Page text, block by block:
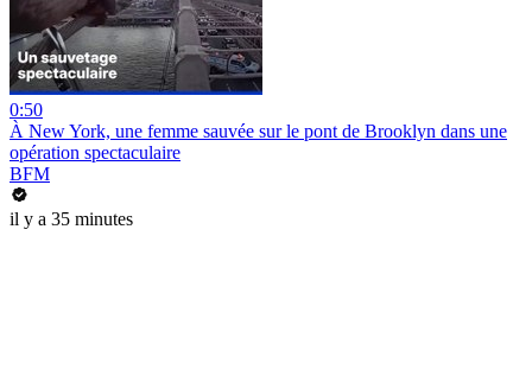
0:50
À New York, une femme sauvée sur le pont de Brooklyn dans une
opération spectaculaire
BFM
il y a 35 minutes